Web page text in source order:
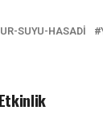
SUYU-HASADI